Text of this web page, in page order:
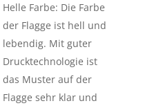
Helle Farbe: Die Farbe
der Flagge ist hell und
lebendig. Mit guter
Drucktechnologie ist
das Muster auf der
Flagge sehr klar und